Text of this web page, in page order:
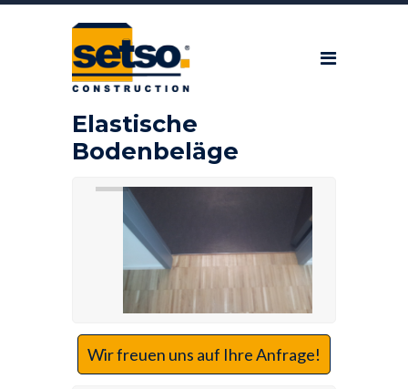
Elastische
Bodenbeläge
Wir freuen uns auf Ihre Anfrage!